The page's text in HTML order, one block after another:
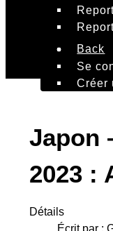
Back
Se
Créer
Japon
2023 :
Détails
Écrit par :